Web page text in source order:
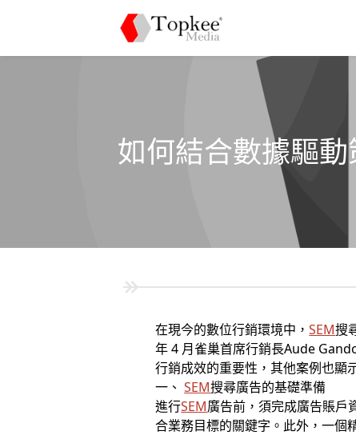
如何結合數據驅
在現今的數位行銷環境中，SEM搜
年 4 月雀巢首席行銷長Aude
行銷成效的重要性，其他案例也顯
一、SEM搜尋廣告的基礎準備
進行SEM廣告前，須完成廣告賬戶
合業務目標的關鍵字。此外，一